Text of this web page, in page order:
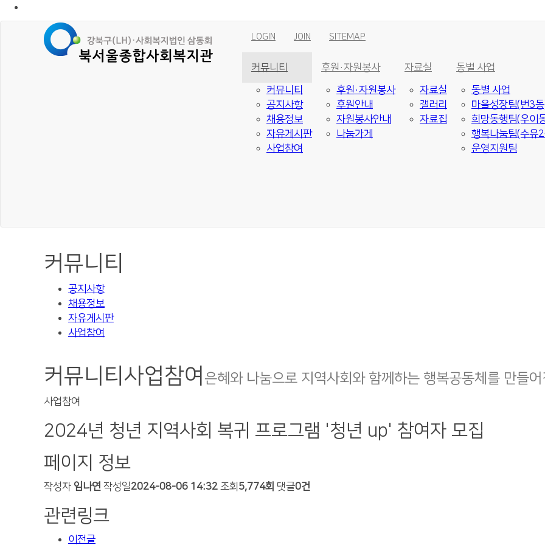
LOGIN JOIN SITEMAP
커뮤니티
커뮤니티
공지사항
채용정보
자유게시판
사업참여
후원·자원봉사
후원·자원봉사
후원안내
자원봉사안내
나눔가게
자료실
자료실
갤러리
자료집
동별 사업
동별 사업
마을성장팀(번3
희망동행팀(우이
행복나눔팀(수유
운영지원팀
커뮤니티
공지사항
채용정보
자유게시판
사업참여
커뮤니티 사업참여 은혜와 나눔으로 지역사회와 함께하는 행복공동체를 만들
사업참여
2024년 청년 지역사회 복귀 프로그램 '청년 up' 참여자 모집
페이지 정보
작성자 임나연 작성일2024-08-06 14:32 조회 5,774회 댓글0건
관련링크
이전글